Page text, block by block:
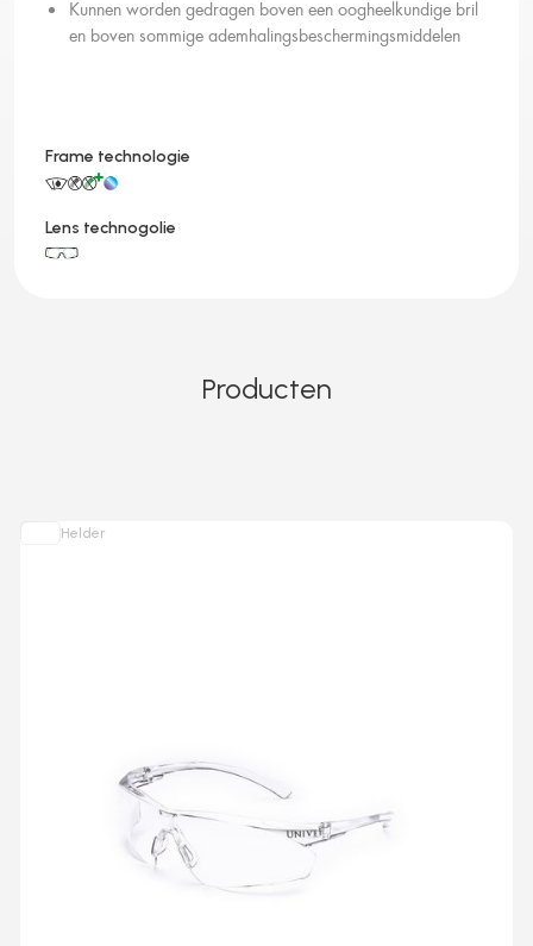
Kunnen worden gedragen boven een oogheelkundige bril
en boven sommige ademhalingsbeschermingsmiddelen
Frame technologie
Lens technogolie
Producten
Helder